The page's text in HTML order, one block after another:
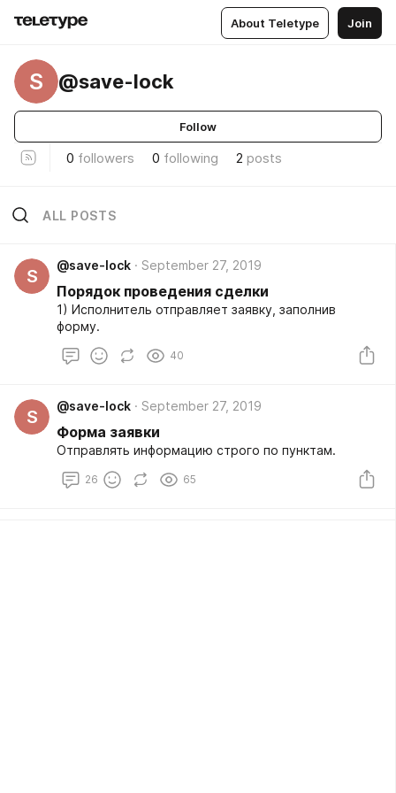
About Teletype Join
S @save-lock
Follow
0 followers 0 following 2 posts
ALL POSTS
S
@save-lock September 27, 2019
Порядок проведения сделки
1) Исполнитель отправляет заявку, заполнив
форму.
40
S
@save-lock September 27, 2019
Форма заявки
Отправлять информацию строго по пунктам.
26 65